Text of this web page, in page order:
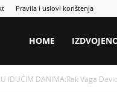
Pravila i uslovi korištenja
HOME
U IDUĆIM DANIMA:Rak Vaga